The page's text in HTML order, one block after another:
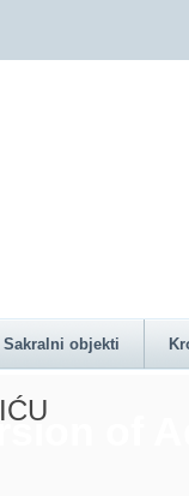
of
Sakralni objekti